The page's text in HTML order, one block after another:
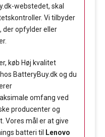
webstedet, skal
Vi tilbyder
der opfylder eller
køb Høj kvalitet
BatteryBuy.dk og du
omfang ved
producenter og
Vores mål er at give
batteri til
Lenovo